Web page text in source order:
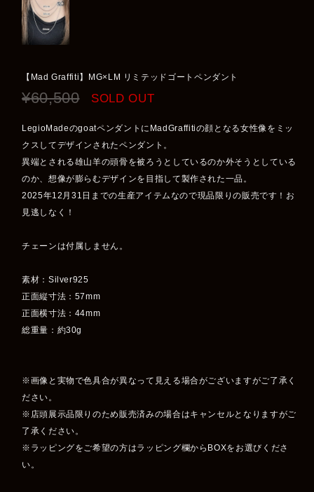
【Mad Graffiti】MG×LM リミテッドゴートペンダント
¥60,500 SOLD OUT
LegioMadeのgoatペンダントにMadGraffitiの顔となる女性像をミッ
クスしてデザインされたペンダント。
異端とされる雄山羊の頭骨を被ろうとしているのか外そうとしている
のか、想像が膨らむデザインを目指して製作された一品。
2025年12月31日までの生産アイテムなので現品限りの販売です！お
見逃しなく！
チェーンは付属しません。
素材：Silver925
正面縦寸法：57mm
正面横寸法：44mm
総重量：約30g
※画像と実物で色具合が異なって見える場合がございますがご了承く
ださい。
※店頭展示品限りのため販売済みの場合はキャンセルとなりますがご
了承ください。
※ラッピングをご希望の方はラッピング欄からBOXをお選びくださ
い。